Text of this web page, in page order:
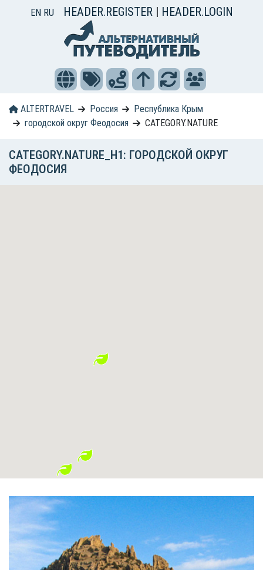
EN RU HEADER.REGISTER | HEADER.LOGIN
ALTERTRAVEL Россия
Республика Крым
городской округ Феодосия
CATEGORY.NATURE
CATEGORY.NATURE_H1: ГОРОДСКОЙ ОКРУГ
ФЕОДОСИЯ